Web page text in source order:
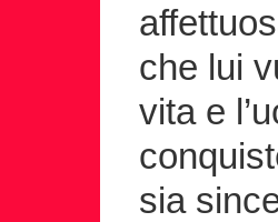
che lui
vita e
sia